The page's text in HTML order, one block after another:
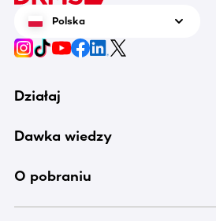
Polska
Działaj
Dawka wiedzy
O pobraniu